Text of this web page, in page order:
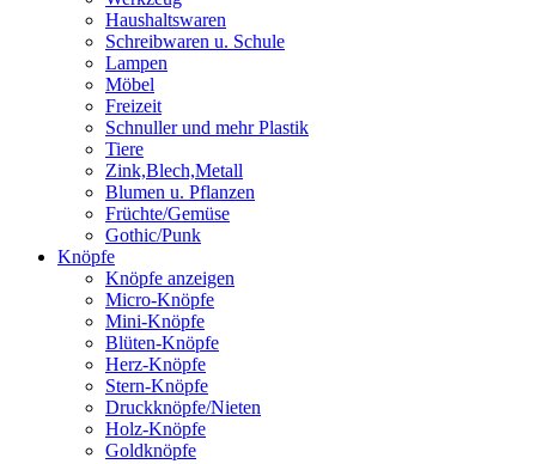
Haushaltswaren
Schreibwaren u. Schule
Lampen
Möbel
Freizeit
Schnuller und mehr Plastik
Tiere
Zink,Blech,Metall
Blumen u. Pflanzen
Früchte/Gemüse
Gothic/Punk
Knöpfe
Knöpfe anzeigen
Micro-Knöpfe
Mini-Knöpfe
Blüten-Knöpfe
Herz-Knöpfe
Stern-Knöpfe
Druckknöpfe/Nieten
Holz-Knöpfe
Goldknöpfe